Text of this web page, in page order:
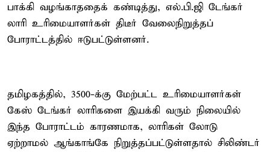
பாக்கி வழங்காததைக் கண்டித்து, எல்.பி.ஜி டேங்கர்
லாரி உரிமையாளர்கள் திடீர் வேலைநிறுத்தப்
போராட்டத்தில் ஈடுபட்டுள்ளனர்.
தமிழகத்தில், 3500-க்கு மேற்பட்ட உரிமையாளர்கள்
கேஸ் டேங்கர் லாரிகளை இயக்கி வரும் நிலையில்
இந்த போராட்டம் காரணமாக, லாரிகள் லோடு
ஏற்றாமல் ஆங்காங்கே நிறுத்தப்பட்டுள்ளதால் சிலிண்டர்